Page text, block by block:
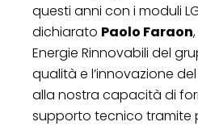
questi anni con i moduli
dichiarato Paolo Faraon
Energie Rinnovabili del
qualità e l’innovazione
alla nostra capacità di
supporto tecnico tramite